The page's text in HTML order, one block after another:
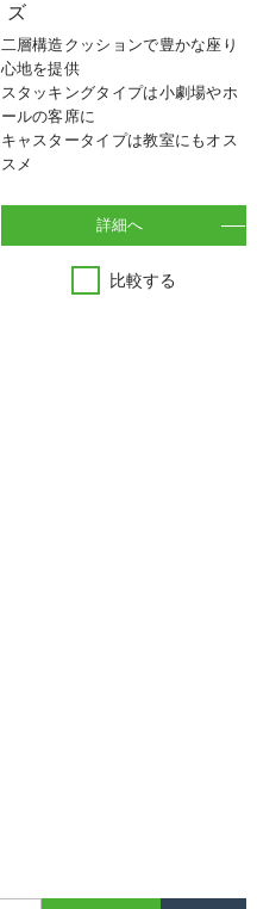
ズ
二層構造クッションで豊かな座り
心地を提供
スタッキングタイプは小劇場やホ
ールの客席に
キャスタータイプは教室にもオス
スメ
詳細へ
比較する